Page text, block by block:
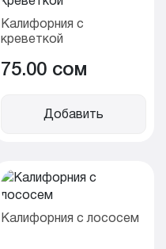
Калифорния с
креветкой
75.00 cом
Добавить
Калифорния с лососем